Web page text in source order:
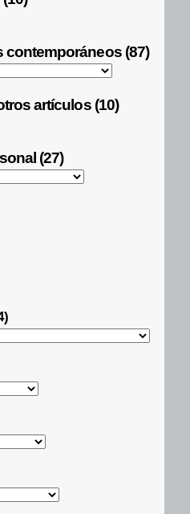
contemporáneos (87)
artículos (10)
(27)